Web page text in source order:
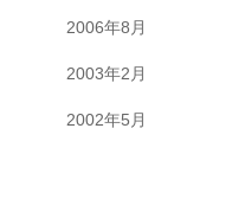
2006年8月
2003年2月
2002年5月